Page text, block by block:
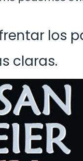
los
claras.